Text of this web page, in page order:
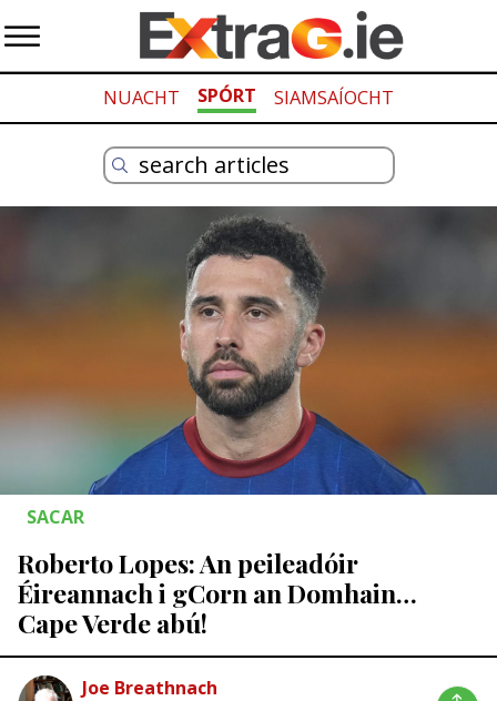
NUACHT SPÓRT SIAMSAÍOCHT
SACAR
Roberto Lopes: An peileadóir
Éireannach i gCorn an Domhain…
Cape Verde abú!
Joe Breathnach